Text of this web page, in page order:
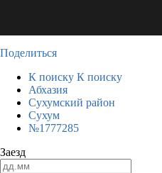
Поделиться
К поиску К поиску
Абхазия
Сухумский район
Сухум
№1777285
Заезд